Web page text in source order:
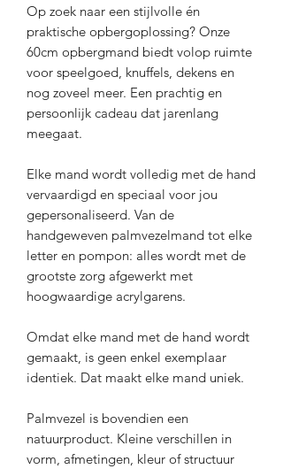
Op zoek naar een stijlvolle én
praktische opbergoplossing? Onze
60cm opbergmand biedt volop ruimte
voor speelgoed, knuffels, dekens en
nog zoveel meer. Een prachtig en
persoonlijk cadeau dat jarenlang
meegaat.
Elke mand wordt volledig met de hand
vervaardigd en speciaal voor jou
gepersonaliseerd. Van de
handgeweven palmvezelmand tot elke
letter en pompon: alles wordt met de
grootste zorg afgewerkt met
hoogwaardige acrylgarens.
Omdat elke mand met de hand wordt
gemaakt, is geen enkel exemplaar
identiek. Dat maakt elke mand uniek.
Palmvezel is bovendien een
natuurproduct. Kleine verschillen in
vorm, afmetingen, kleur of structuur